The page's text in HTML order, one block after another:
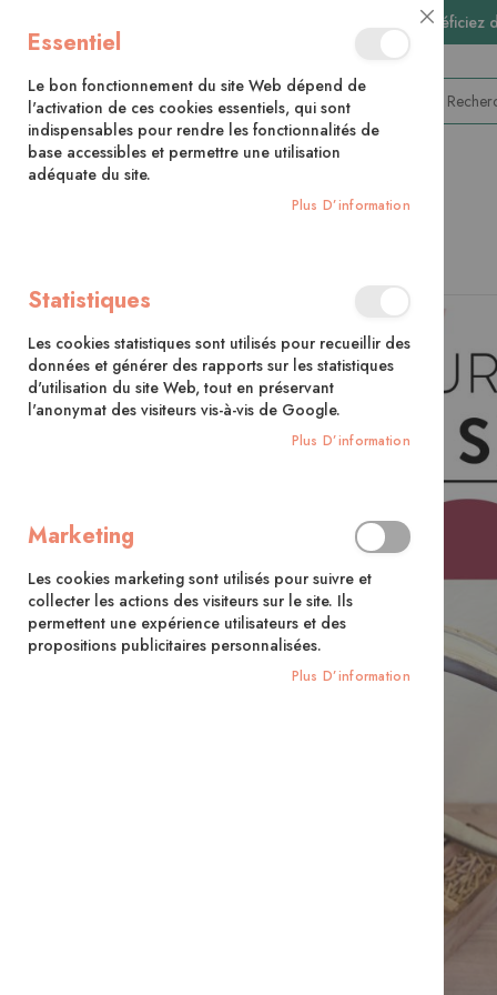
🚚
CATÉGORIES
Skip
the
end
of
the
Close
Cookie
Essentiel
Le bon fonctionnement du site Web dépend de
l'activation de ces cookies essentiels, qui sont
indispensables pour rendre les fonctionnalités de
base accessibles et permettre une utilisation
adéquate du site.
Plus D’information
Statistiques
Les cookies statistiques sont utilisés pour recueillir des
données et générer des rapports sur les statistiques
d'utilisation du site Web, tout en préservant
l'anonymat des visiteurs vis-à-vis de Google.
Plus D’information
Marketing
Les cookies marketing sont utilisés pour suivre et
collecter les actions des visiteurs sur le site. Ils
permettent une expérience utilisateurs et des
propositions publicitaires personnalisées.
Plus D’information